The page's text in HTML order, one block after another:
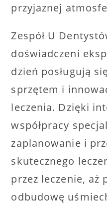
przyjaznej
Zespół U
doświadczeni
dzień posługują
sprzętem i
leczenia. Dzięki
współpracy
zaplanowanie i
skutecznego
przez leczenie, aż
odbudowę